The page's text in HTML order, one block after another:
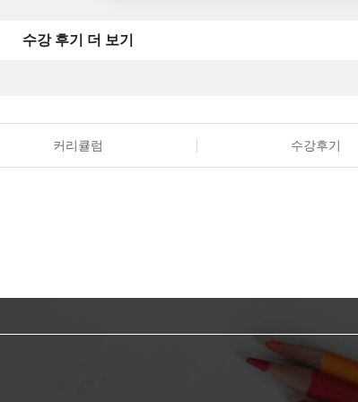
수강 후기 더 보기
커리큘럼 수강후기